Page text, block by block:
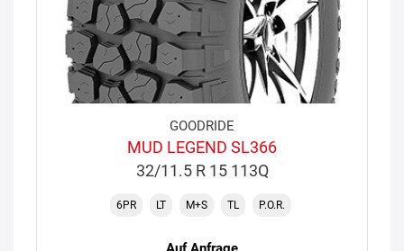
GOODRIDE
MUD LEGEND SL366
32/11.5 R 15 113Q
6PR LT M+S TL P.O.R.